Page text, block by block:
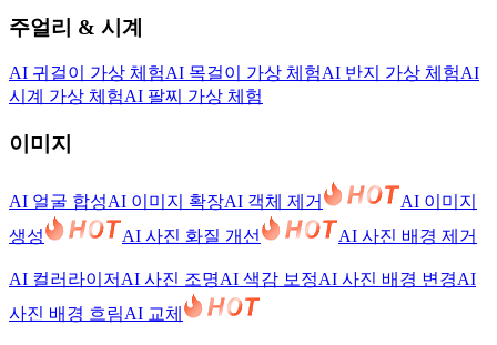
주얼리 & 시계
AI 귀걸이 가상 체험AI 목걸이 가상 체험AI 반지 가상 체험AI
시계 가상 체험AI 팔찌 가상 체험
이미지
AI 얼굴 합성AI 이미지 확장AI 객체 제거
AI 이미지
생성
AI 사진 화질 개선 AI 사진 배경 제거
AI 컬러라이저 AI 사진 조명AI 색감 보정AI 사진 배경 변경AI
사진 배경 흐림AI 교체